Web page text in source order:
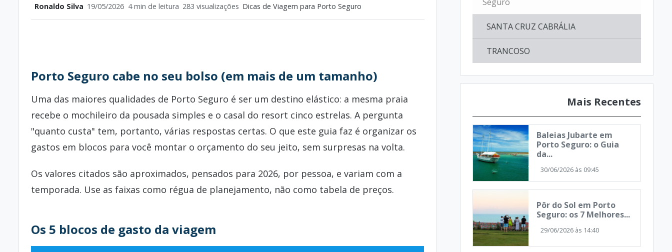
Ronaldo Silva 19/05/2026 4 min de leitura 283 visualizações Dicas de Viagem para Porto Seguro
Porto Seguro cabe no seu bolso (em mais de um tamanho)
Uma das maiores qualidades de Porto Seguro é ser um destino elástico: a mesma praia
recebe o mochileiro da pousada simples e o casal do resort cinco estrelas. A pergunta
"quanto custa" tem, portanto, várias respostas certas. O que este guia faz é organizar os
gastos em blocos para você montar o orçamento do seu jeito, sem surpresas na volta.
Os valores citados são aproximados, pensados para 2026, por pessoa, e variam com a
temporada. Use as faixas como régua de planejamento, não como tabela de preços.
Os 5 blocos de gasto da viagem
SANTA CRUZ CABRÁLIA
TRANCOSO
Mais Recentes
Baleias Jubarte em
Porto Seguro: o Guia
da...
30/06/2026 às 09:45
Pôr do Sol em Porto
Seguro: os 7 Melhores...
29/06/2026 às 14:40